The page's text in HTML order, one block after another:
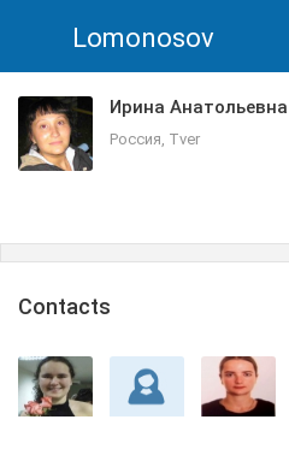
Lomonosov
Ирина
Россия, Tver
Сontacts